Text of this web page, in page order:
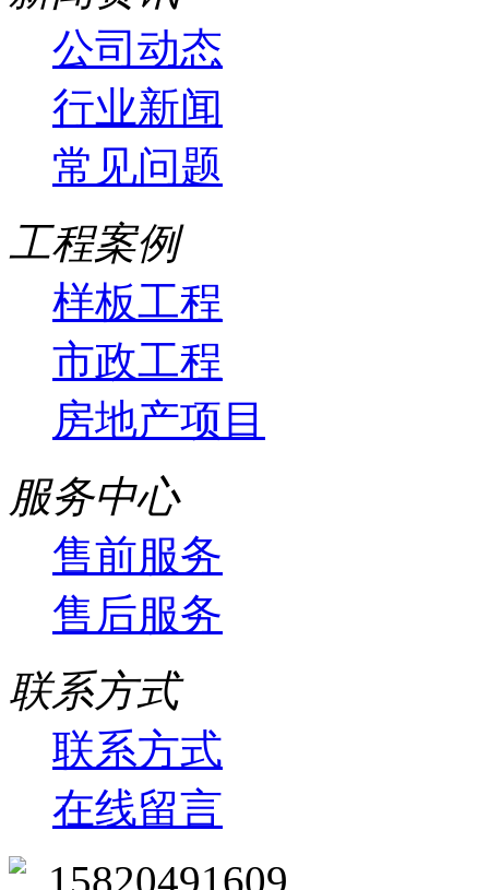
公司动态
行业新闻
常见问题
工程案例
样板工程
市政工程
房地产项目
服务中心
售前服务
售后服务
联系方式
联系方式
在线留言
15820491609